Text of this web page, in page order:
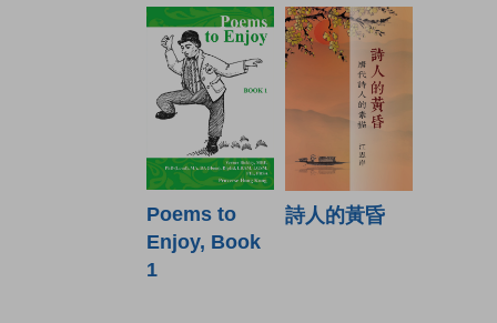
Poems to
Enjoy, Book
1
詩人的黃昏